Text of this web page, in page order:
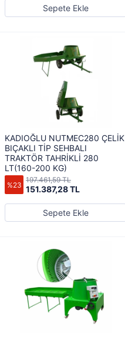
Sepete Ekle
KADIOĞLU NUTMEC280 ÇELİK
BIÇAKLI TİP SEHBALI
TRAKTÖR TAHRİKLİ 280
LT(160-200 KG)
%23 151.387,28 TL
197.461,59 TL
Sepete Ekle